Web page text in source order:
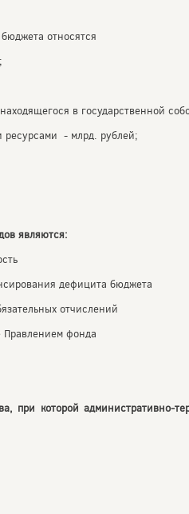
относятся
в государственной
ресурсами - млрд. рублей;
являются:
дефицита бюджета
отчислений
Правлением фонда
при которой административно-